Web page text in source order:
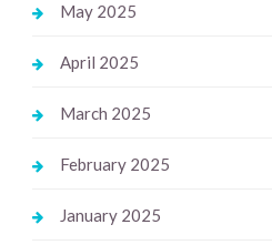
May 2025
April 2025
March 2025
February 2025
January 2025